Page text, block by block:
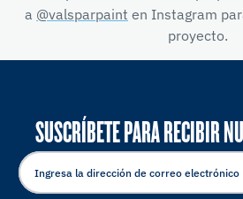
a @valsparpaint en Instagram
proyecto.
SUSCRÍBETE PARA RECIBIR
ELECTRÓNICO